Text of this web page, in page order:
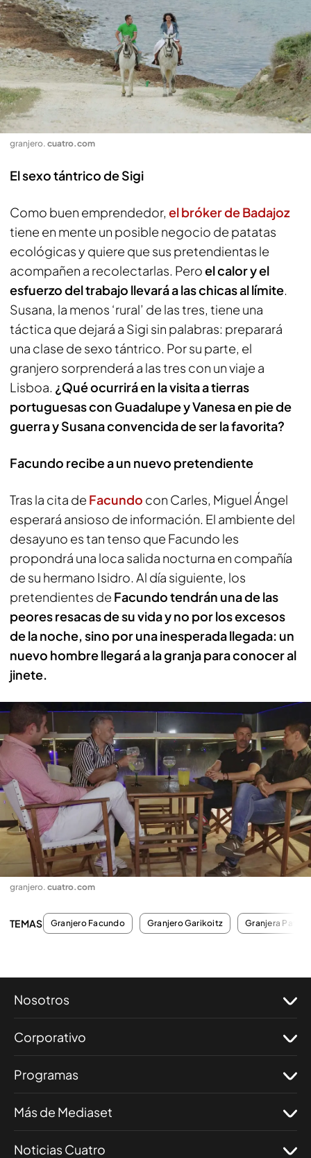
granjero. cuatro.com
El sexo tántrico de Sigi
Como buen emprendedor, el bróker de Badajoz
tiene en mente un posible negocio de patatas
ecológicas y quiere que sus pretendientas le
acompañen a recolectarlas. Peroel calor y el
esfuerzo del trabajo llevará a las chicas al límite.
Susana, la menos ‘rural’ de las tres, tiene una
táctica que dejará a Sigi sin palabras: preparará
una clase de sexo tántrico. Por su parte, el
granjero sorprenderá a las tres con un viaje a
Lisboa. ¿Qué ocurrirá en la visita a tierras
portuguesas con Guadalupe y Vanesa en pie de
guerra y Susana convencida de ser la favorita?
Facundo recibe a un nuevo pretendiente
Tras la cita de Facundo con Carles, Miguel Ángel
esperará ansioso de información. El ambiente del
desayuno es tan tenso que Facundo les
propondrá una loca salida nocturna en compañía
de su hermano Isidro. Al día siguiente, los
pretendientes de Facundo tendrán una de las
peores resacas de su vida y no por los excesos
de la noche, sino por una inesperada llegada: un
nuevo hombre llegará a la granja para conocer al
jinete.
granjero. cuatro.com
TEMAS Granjero Facundo Granjero Garikoitz Granjera
Nosotros
Corporativo
Programas
Más de Mediaset
Noticias Cuatro